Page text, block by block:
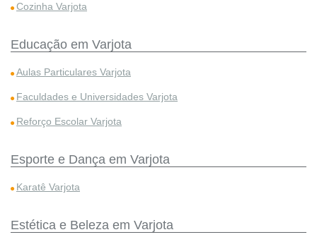
Cozinha Varjota
Educação em Varjota
Aulas Particulares Varjota
Faculdades e Universidades Varjota
Reforço Escolar Varjota
Esporte e Dança em Varjota
Karatê Varjota
Estética e Beleza em Varjota